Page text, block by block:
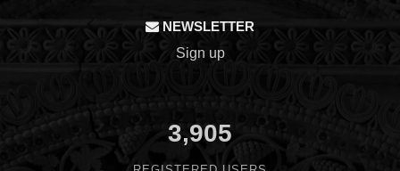
NEWSLETTER
Sign up
3,905